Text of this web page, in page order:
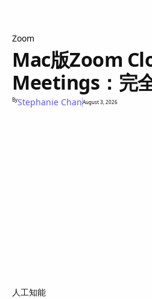
Zoom
Mac版Zoom
Meetings：完
ByStephanie ChanAugust 3, 2026
人工知能